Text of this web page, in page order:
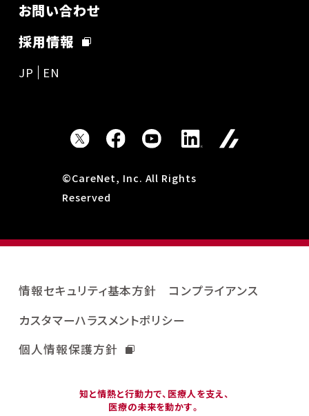
お問い合わせ
採用情報
JP EN
©CareNet, Inc. All Rights
Reserved
知と情熱と行動力で、医療人を支え、
医療の未来を動かす。
情報セキュリティ基本方針
コンプライアンス
カスタマーハラスメントポリシー
個人情報保護方針